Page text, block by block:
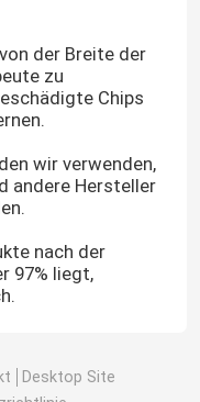
der Breite der
zu
Chips
wir verwenden,
andere Hersteller
nach der
97% liegt,
Desktop Site